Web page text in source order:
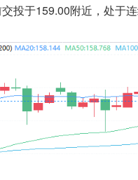
投于159.00附近，处于